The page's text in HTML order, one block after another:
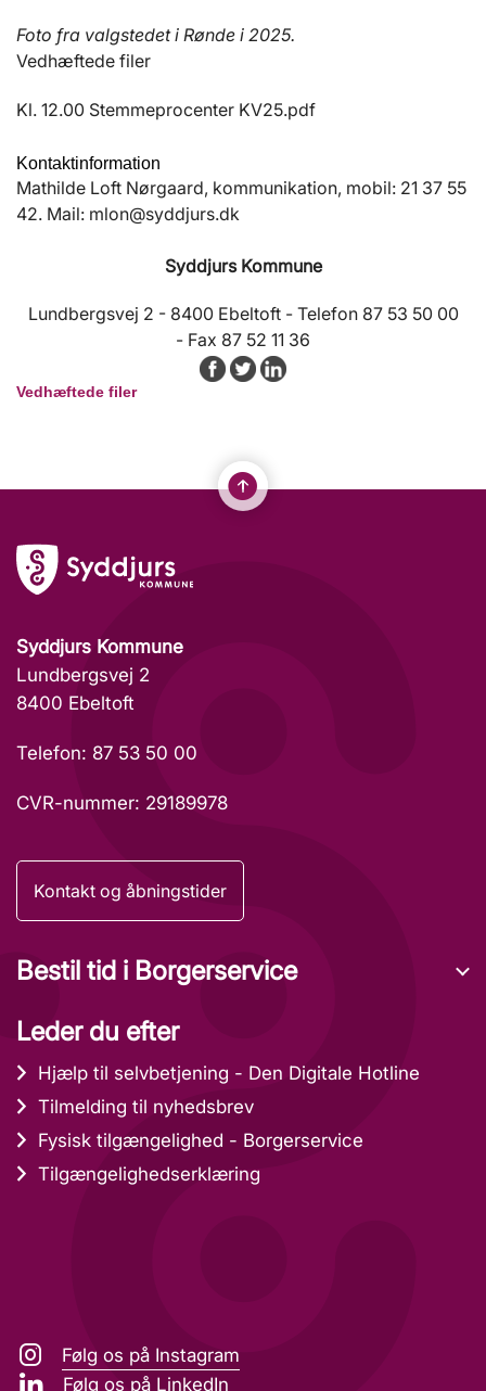
Foto fra valgstedet i Rønde i 2025.
Vedhæftede filer
Kl. 12.00 Stemmeprocenter KV25.pdf
Kontaktinformation
Mathilde Loft Nørgaard, kommunikation, mobil: 21 37 55
42. Mail: mlon@syddjurs.dk
Syddjurs Kommune
Lundbergsvej 2 - 8400 Ebeltoft - Telefon 87 53 50 00
- Fax 87 52 11 36
Vedhæftede filer
Syddjurs Kommune
Lundbergsvej 2
8400 Ebeltoft
Telefon: 87 53 50 00
CVR-nummer: 29189978
Kontakt og åbningstider
Bestil tid i Borgerservice
Leder du efter
Hjælp til selvbetjening - Den Digitale Hotline
Tilmelding til nyhedsbrev
Fysisk tilgængelighed - Borgerservice
Tilgængelighedserklæring
Følg os på Instagram
Følg os på LinkedIn